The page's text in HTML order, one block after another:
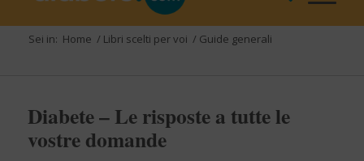
Sei in: Home / Libri scelti per voi / Guide generali
Diabete – Le risposte a tutte le
vostre domande